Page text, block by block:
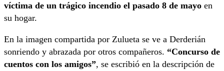
víctima de un trágico incendio el pasado 8 de mayo en
su hogar.
En la imagen compartida por Zulueta se ve a Derderián
sonriendo y abrazada por otros compañeros. “Concurso de
cuentos con los amigos”, se escribió en la descripción de